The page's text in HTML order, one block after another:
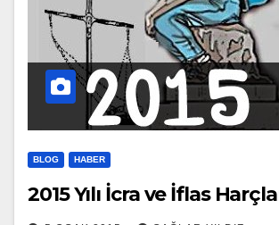
BLOG HABER
2015 Yılı İcra ve İflas